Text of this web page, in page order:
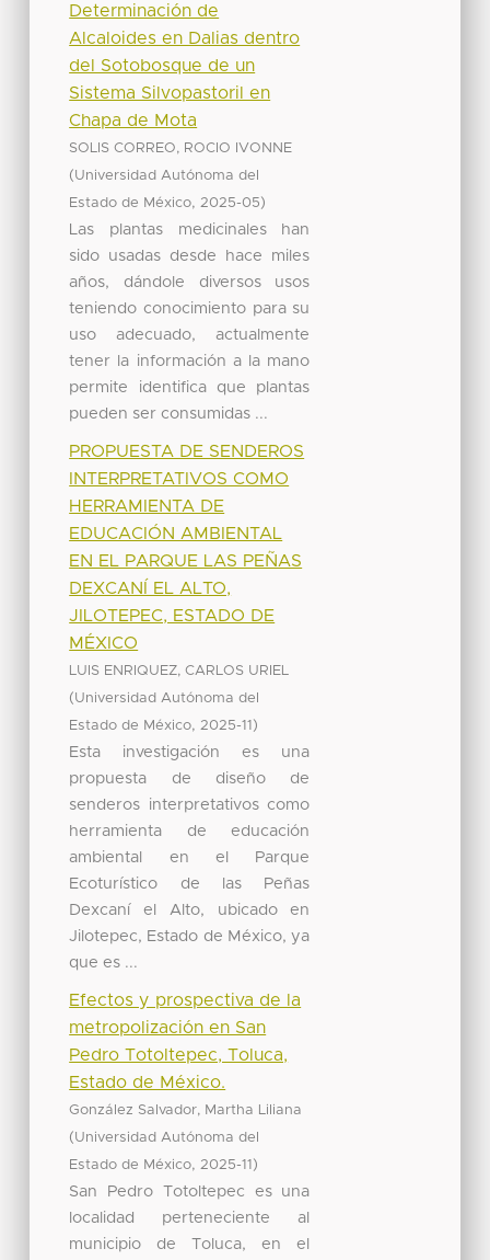
Determinación de
Alcaloides en Dalias dentro
del Sotobosque de un
Sistema Silvopastoril en
Chapa de Mota
SOLIS CORREO, ROCIO IVONNE
(Universidad Autónoma del
Estado de México, 2025-05)
Las plantas medicinales han
sido usadas desde hace miles
años, dándole diversos usos
teniendo conocimiento para su
uso adecuado, actualmente
tener la información a la mano
permite identifica que plantas
pueden ser consumidas ...
PROPUESTA DE SENDEROS
INTERPRETATIVOS COMO
HERRAMIENTA DE
EDUCACIÓN AMBIENTAL
EN EL PARQUE LAS PEÑAS
DEXCANÍ EL ALTO,
JILOTEPEC, ESTADO DE
MÉXICO
LUIS ENRIQUEZ, CARLOS URIEL
(Universidad Autónoma del
Estado de México, 2025-11 )
Esta investigación es una
propuesta de diseño de
senderos interpretativos como
herramienta de educación
ambiental en el Parque
Ecoturístico de las Peñas
Dexcaní el Alto, ubicado en
Jilotepec, Estado de México, ya
que es ...
Efectos y prospectiva de la
metropolización en San
Pedro Totoltepec, Toluca,
Estado de México.
González Salvador, Martha Liliana
(Universidad Autónoma del
Estado de México, 2025-11 )
San Pedro Totoltepec es una
localidad perteneciente al
municipio de Toluca, en el